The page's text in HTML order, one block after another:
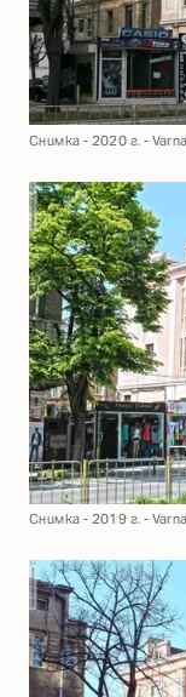
Снимка - 2020 г. -
Снимка - 2019 г. -